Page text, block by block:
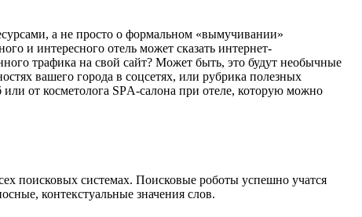
а не просто о формальном «вымучивании»
и интересного отель может сказать интернет-
трафика на свой сайт? Может быть, это будут необычные
вашего города в соцсетях, или рубрика полезных
от косметолога SPА-салона при отеле, которую можно
поисковых системах. Поисковые роботы успешно учатся
контекстуальные значения слов.